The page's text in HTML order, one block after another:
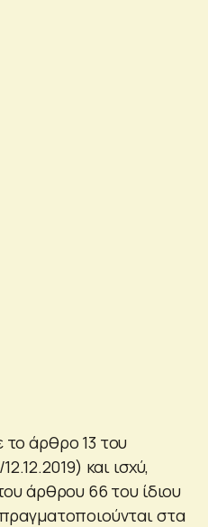
άρθρο 13 του
και ισχύ,
άρθρου 66 του ίδιου
στα